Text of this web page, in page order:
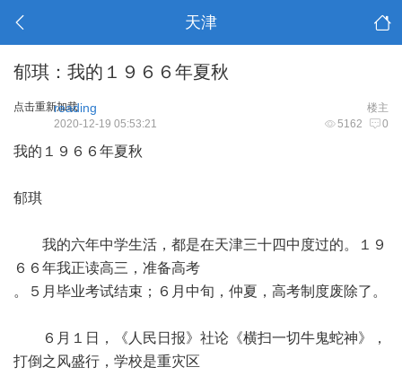
天津
郁琪：我的１９６６年夏秋
点击重新加载 楼主
reading
5162 0
2020-12-19 05:53:21
我的１９６６年夏秋
郁琪
我的六年中学生活，都是在天津三十四中度过的。１９
６６年我正读高三，准备高考
。５月毕业考试结束；６月中旬，仲夏，高考制度废除了。
６月１日，《人民日报》社论《横扫一切牛鬼蛇神》，
打倒之风盛行，学校是重灾区